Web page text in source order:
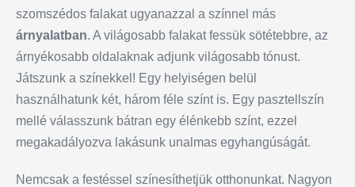
szomszédos falakat ugyanazzal a színnel más
árnyalatban. A világosabb falakat fessük sötétebbre, az
árnyékosabb oldalaknak adjunk világosabb tónust.
Játszunk a színekkel! Egy helyiségen belül
használhatunk két, három féle színt is. Egy pasztellszín
mellé válasszunk bátran egy élénkebb színt, ezzel
megakadályozva lakásunk unalmas egyhangúságát.
Nemcsak a festéssel színesíthetjük otthonunkat. Nagyon